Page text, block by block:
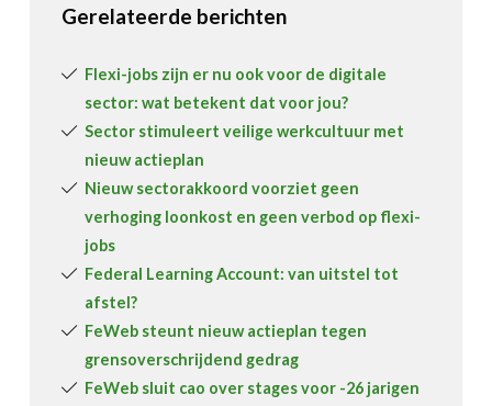
Gerelateerde berichten
Flexi-jobs zijn er nu ook voor de digitale
sector: wat betekent dat voor jou?
Sector stimuleert veilige werkcultuur met
nieuw actieplan
Nieuw sectorakkoord voorziet geen
verhoging loonkost en geen verbod op flexi-
jobs
Federal Learning Account: van uitstel tot
afstel?
FeWeb steunt nieuw actieplan tegen
grensoverschrijdend gedrag
FeWeb sluit cao over stages voor -26 jarigen